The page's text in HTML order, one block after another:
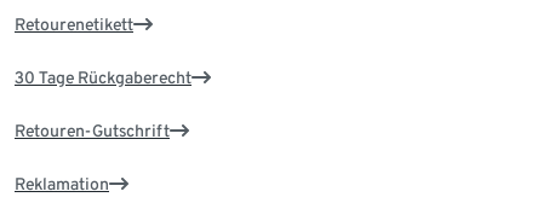
Retourenetikett
30 Tage Rückgaberecht
Retouren-Gutschrift
Reklamation